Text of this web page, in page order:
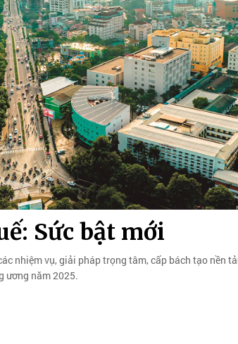
Sức bật mới
nhiệm vụ, giải pháp trọng tâm, cấp bách tạo nền
ương năm 2025.